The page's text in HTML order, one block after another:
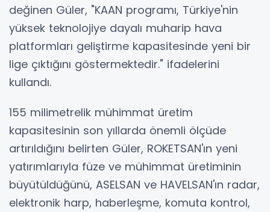
değinen Güler, "KAAN programı, Türkiye'nin
yüksek teknolojiye dayalı muharip hava
platformları geliştirme kapasitesinde yeni bir
lige çıktığını göstermektedir." ifadelerini
kullandı.
155 milimetrelik mühimmat üretim
kapasitesinin son yıllarda önemli ölçüde
artırıldığını belirten Güler, ROKETSAN'ın yeni
yatırımlarıyla füze ve mühimmat üretiminin
büyütüldüğünü, ASELSAN ve HAVELSAN'ın radar,
elektronik harp, haberleşme, komuta kontrol,